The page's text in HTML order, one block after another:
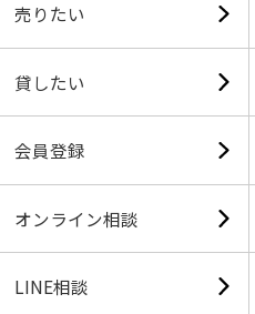
売りたい
貸したい
会員登録
オンライン相談
LINE相談